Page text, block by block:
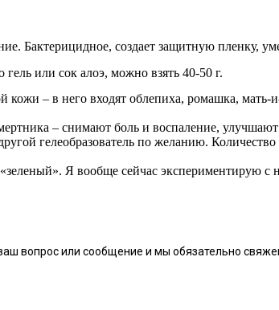
Бактерицидное, создает защитную пленку,
гель или сок алоэ, можно взять 40-50 г.
– в него входят облепиха, ромашка, мать-
– снимают боль и воспаление,
гелеобразователь по желанию.
Я вообще сейчас экспериментирую с
вопрос или сообщение и мы обязательно